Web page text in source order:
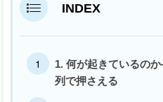
INDEX
1. 何が起きているの
列で押さえる